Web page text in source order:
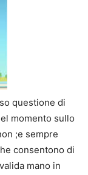
questione di
momento sullo
;e sempre
consentono di
mano in